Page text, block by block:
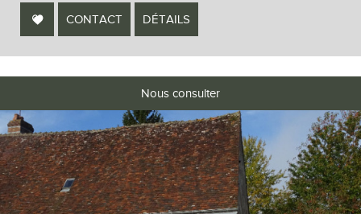
CONTACT DÉTAILS
Nous consulter